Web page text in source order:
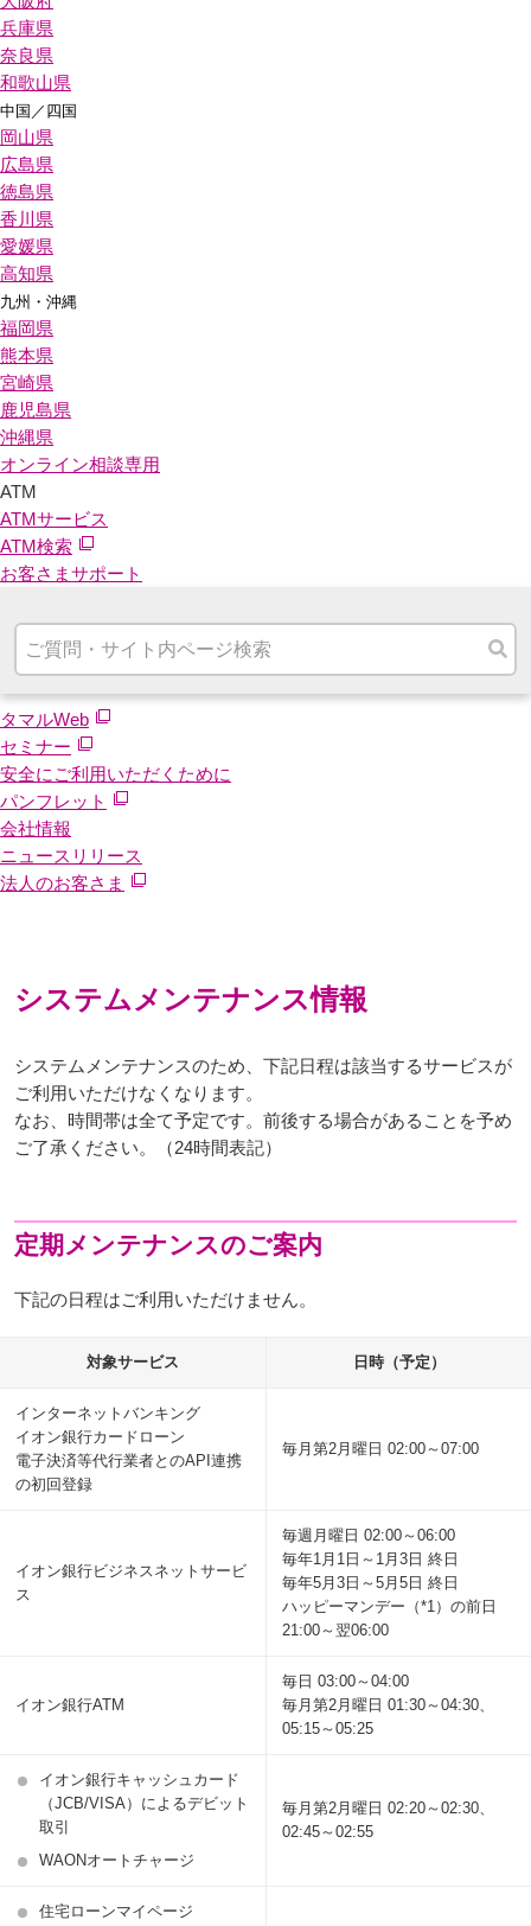
兵庫県
奈良県
和歌山県
中国／四国
岡山県
広島県
徳島県
香川県
愛媛県
高知県
九州・沖縄
福岡県
熊本県
宮崎県
鹿児島県
沖縄県
オンライン相談専用
ATM
ATMサービス
ATM検索
お客さまサポート
タマルWeb
セミナー
安全にご利用いただくために
パンフレット
会社情報
ニュースリリース
法人のお客さま
システムメンテナンス情報
システムメンテナンスのため、下記日程は該当するサービスが
ご利用いただけなくなります。
なお、時間帯は全て予定です。前後する場合があることを予め
ご了承ください。（24時間表記）
定期メンテナンスのご案内
下記の日程はご利用いただけません。
対象サービス 日時（予定）
インターネットバンキング
イオン銀行カードローン
電子決済等代行業者とのAPI連携
の初回登録
毎月第2月曜日 02:00～07:00
イオン銀行ビジネスネットサービ
ス
毎週月曜日 02:00～06:00
毎年1月1日～1月3日 終日
毎年5月3日～5月5日 終日
ハッピーマンデー（*1）の前日
21:00～翌06:00
イオン銀行ATM
毎日 03:00～04:00
毎月第2月曜日 01:30～04:30、
05:15～05:25
イオン銀行キャッシュカード
（JCB/VISA）によるデビット
取引
WAONオートチャージ
毎月第2月曜日 02:20～02:30、
02:45～02:55
住宅ローンマイページ